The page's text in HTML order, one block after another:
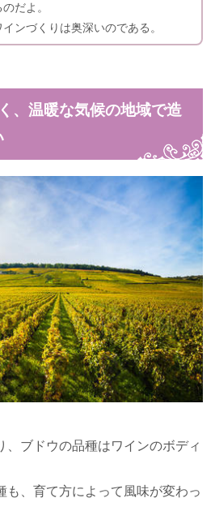
だよ。
ンづくりは奥深いのである。
、温暖な気候の地域で造
、ブドウの品種はワインのボディ
も、育て方によって風味が変わっ